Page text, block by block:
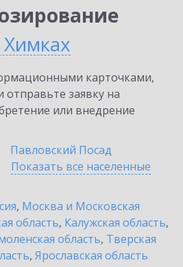
Химках
карточками,
заявку на
или внедрение
Павловский Посад
Показать все населенные
, Москва и Московская
область, Калужская область,
область, Тверская
, Ярославская область